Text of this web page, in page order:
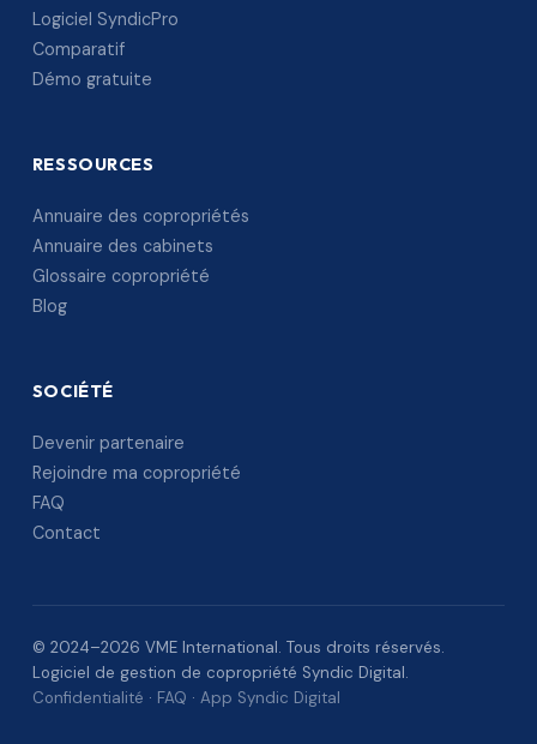
Logiciel SyndicPro
Comparatif
Démo gratuite
RESSOURCES
Annuaire des copropriétés
Annuaire des cabinets
Glossaire copropriété
Blog
SOCIÉTÉ
Devenir partenaire
Rejoindre ma copropriété
FAQ
Contact
© 2024–2026 VME International. Tous droits réservés.
Logiciel de gestion de copropriété Syndic Digital.
Confidentialité · FAQ · App Syndic Digital